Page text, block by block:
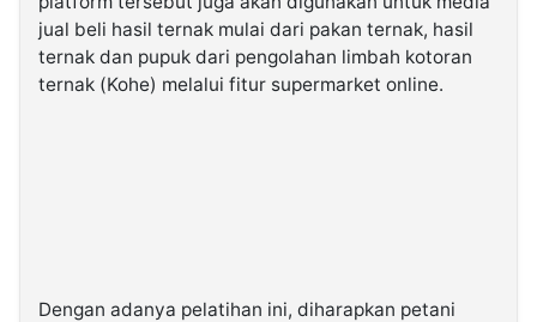
jual beli hasil ternak mulai dari pakan ternak, hasil
ternak dan pupuk dari pengolahan limbah kotoran
ternak (Kohe) melalui fitur supermarket online.
Dengan adanya pelatihan ini, diharapkan petani